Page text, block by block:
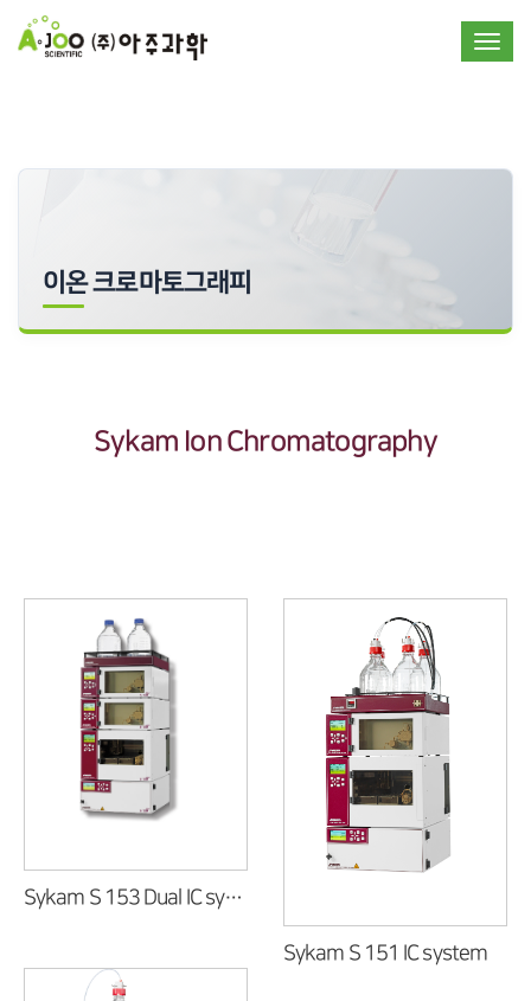
이온 크로마토그래피
Sykam Ion Chromatography
Sykam S 153 Dual IC system
Sykam S 151 IC system